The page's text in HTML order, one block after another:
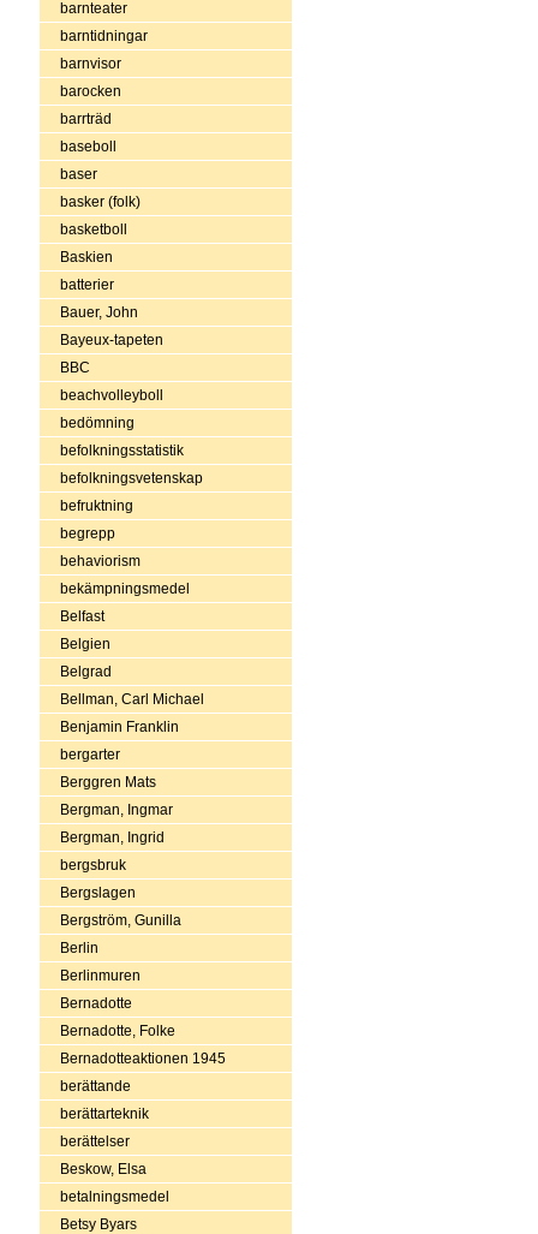
barnteater
barntidningar
barnvisor
barocken
barrträd
baseboll
baser
basker (folk)
basketboll
Baskien
batterier
Bauer, John
Bayeux-tapeten
BBC
beachvolleyboll
bedömning
befolkningsstatistik
befolkningsvetenskap
befruktning
begrepp
behaviorism
bekämpningsmedel
Belfast
Belgien
Belgrad
Bellman, Carl Michael
Benjamin Franklin
bergarter
Berggren Mats
Bergman, Ingmar
Bergman, Ingrid
bergsbruk
Bergslagen
Bergström, Gunilla
Berlin
Berlinmuren
Bernadotte
Bernadotte, Folke
Bernadotteaktionen 1945
berättande
berättarteknik
berättelser
Beskow, Elsa
betalningsmedel
Betsy Byars